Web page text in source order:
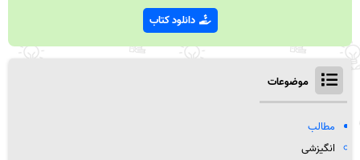
دانلود کتاب
موضوعات
مطالب
انگیزشی